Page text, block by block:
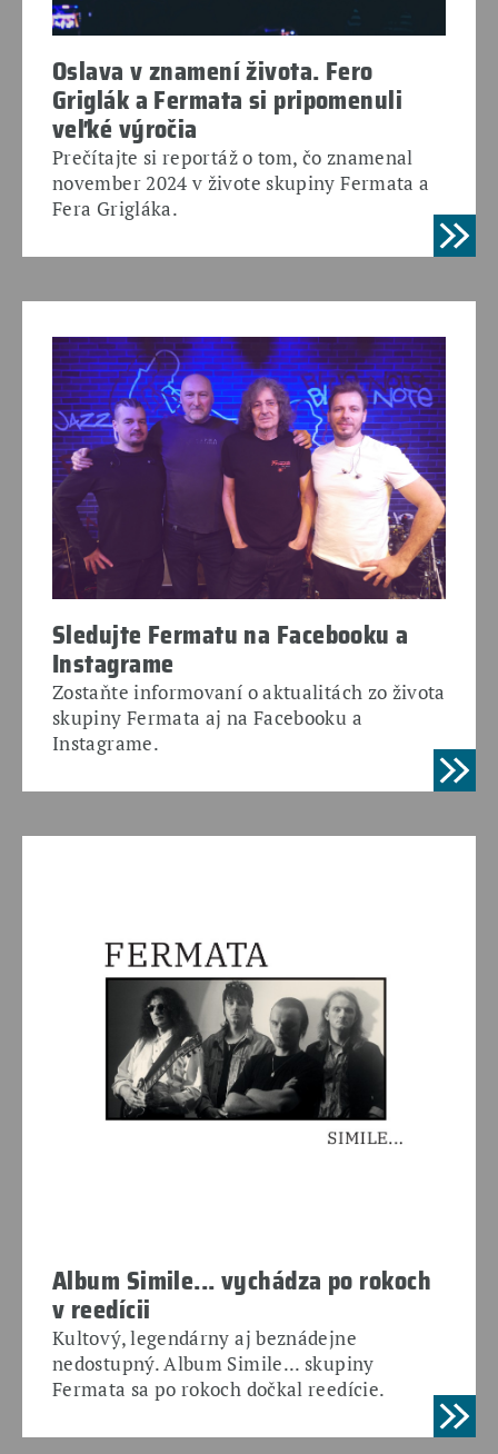
Oslava v znamení života. Fero
Griglák a Fermata si pripomenuli
veľké výročia
Prečítajte si reportáž o tom, čo znamenal
november 2024 v živote skupiny Fermata a
Fera Grigláka.
Sledujte Fermatu na Facebooku a
Instagrame
Zostaňte informovaní o aktualitách zo života
skupiny Fermata aj na Facebooku a
Instagrame.
Album Simile... vychádza po rokoch
v reedícii
Kultový, legendárny aj beznádejne
nedostupný. Album Simile... skupiny
Fermata sa po rokoch dočkal reedície.